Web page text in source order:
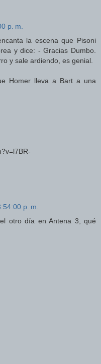
p. m.
la escena que Pisoni
y dice: - Gracias Dumbo.
y sale ardiendo, es genial.
Homer lleva a Bart a una
p. m.
otro día en Antena 3, qué